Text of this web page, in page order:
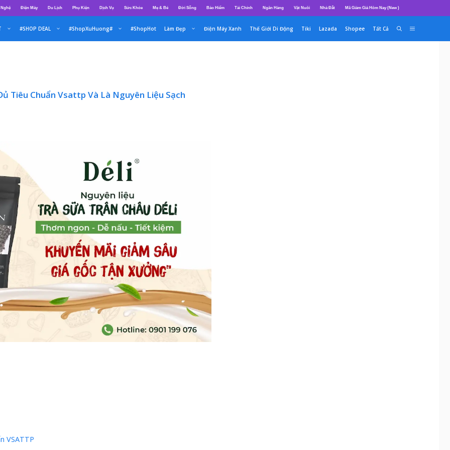
Điện Máy Du Lịch Phụ Kiện Dịch Vụ Sức Khỏe Mẹ & Bé Đời Sống Bảo Hiểm Tài Chính Ngân Hàng Vật Nuôi Nhà Đất Mã Giảm Giá Hôm Nay (New )
#SHOP DEAL #ShopXuHuong# #ShopHot Làm Đẹp Điện Máy Xanh Thế Giới Di Động Tiki Lazada Shopee Tất Cả
Tiêu Chuẩn Vsattp Và Là Nguyên Liệu Sạch
VSATTP